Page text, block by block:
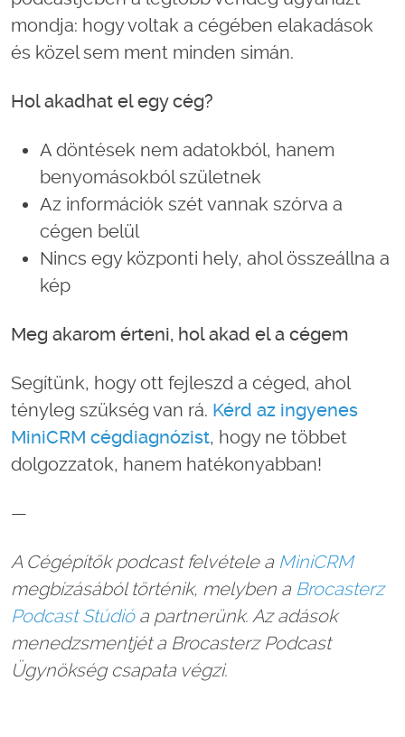
mondja: hogy voltak a cégében elakadások
és közel sem ment minden simán.
Hol akadhat el egy cég?
A döntések nem adatokból, hanem
benyomásokból születnek
Az információk szét vannak szórva a
cégen belül
Nincs egy központi hely, ahol összeállna a
kép
Meg akarom érteni, hol akad el a cégem
Segítünk, hogy ott fejleszd a céged, ahol
tényleg szükség van rá. Kérd az ingyenes
MiniCRM cégdiagnózist, hogy ne többet
dolgozzatok, hanem hatékonyabban!
—
A Cégépítők podcast felvétele a MiniCRM
megbízásából történik, melyben a Brocasterz
Podcast Stúdióa partnerünk. Az adások
menedzsmentjét a Brocasterz Podcast
Ügynökség csapata végzi.